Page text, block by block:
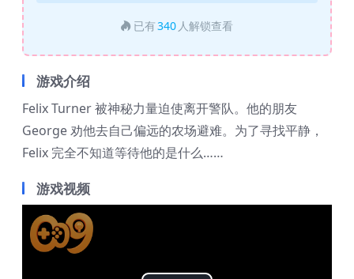
已有340 人解锁查看
游戏介绍
Felix Turner 被神秘力量迫使离开警队。他的朋友
George 劝他去自己偏远的农场避难。为了寻找平静，
Felix 完全不知道等待他的是什么……
游戏视频